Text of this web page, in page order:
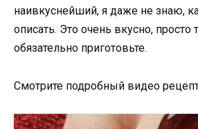
наивкуснейший, я даже не знаю,
описать. Это очень вкусно, просто
обязательно приготовьте.
Смотрите подробный видео